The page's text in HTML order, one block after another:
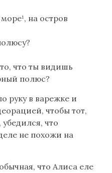
на остров
что ты видишь
полюс?
руку в варежке и
чтобы тот,
что
не похожи на
что Алиса еле